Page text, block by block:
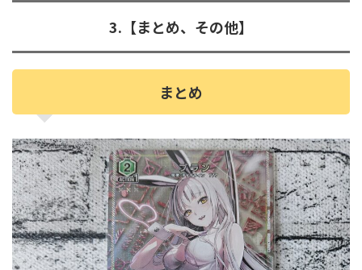
3.【まとめ、その他】
まとめ